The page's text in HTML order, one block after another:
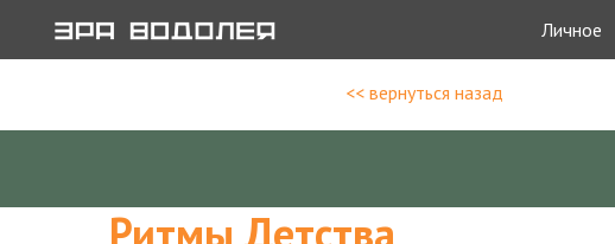
Личное
<< вернуться назад
Ритмы Детства